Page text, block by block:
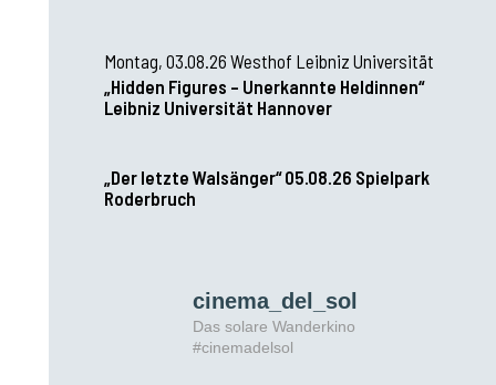
Montag, 03.08.26 Westhof Leibniz Universität
„Hidden Figures – Unerkannte Heldinnen“
Leibniz Universität Hannover
„Der letzte Walsänger“ 05.08.26 Spielpark
Roderbruch
cinema_del_sol
Das solare Wanderkino
#cinemadelsol